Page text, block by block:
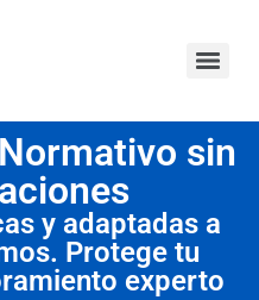
sin
y adaptadas a
Protege tu
experto